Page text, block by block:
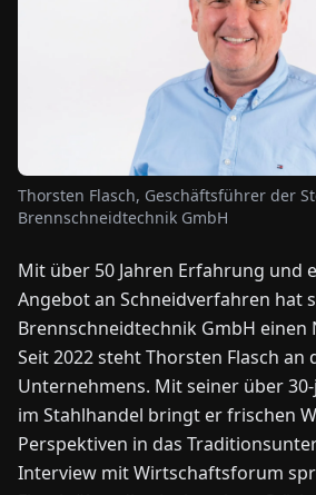
ÜBER
UNS
EN DEFR ESITNLPLHU
ZU
UNS
Thorsten Flasch, Geschäftsführer der
Brennschneidtechnik GmbH
Mit über 50 Jahren Erfahrung und
Angebot an Schneidverfahren hat
Brennschneidtechnik GmbH einen
Seit 2022 steht Thorsten Flasch an
Unternehmens. Mit seiner über
im Stahlhandel bringt er frischen
Perspektiven in das
Interview mit Wirtschaftsforum